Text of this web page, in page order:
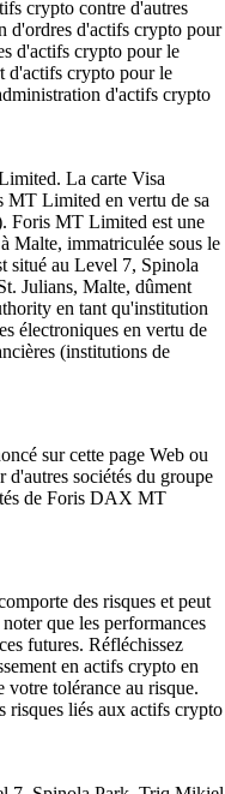
crypto contre d'autres
d'ordres d'actifs crypto pour
d'actifs crypto pour le
d'actifs crypto pour le
d'actifs crypto
La carte Visa
MT Limited en vertu de sa
Foris MT Limited est une
Malte, immatriculée sous le
situé au Level 7, Spinola
Julians, Malte, dûment
en tant qu'institution
électroniques en vertu de
(institutions de
sur cette page Web ou
d'autres sociétés du groupe
de Foris DAX MT
des risques et peut
que les performances
futures. Réfléchissez
en actifs crypto en
tolérance au risque.
risques liés aux actifs crypto